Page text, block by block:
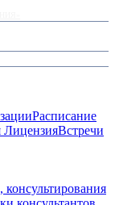
Расписание
ЛицензияВстречи